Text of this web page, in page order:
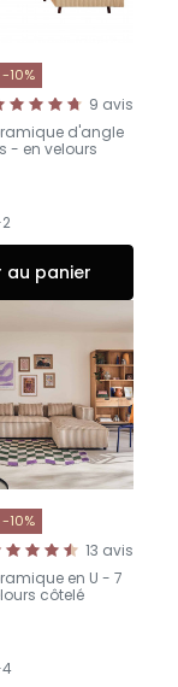
10%
9 avis
d'angle
- en velours
au panier
10%
13 avis
en U - 7
côtelé